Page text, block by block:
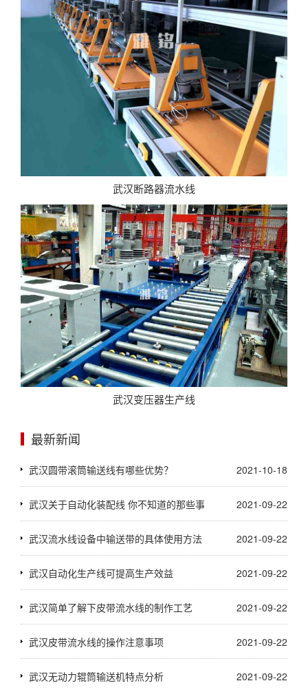
武汉断路器流水线
武汉变压器生产线
最新新闻
武汉圆带滚筒输送线有哪些优势？ 2021-10-18
武汉关于自动化装配线 你不知道的那些事 2021-09-22
武汉流水线设备中输送带的具体使用方法 2021-09-22
武汉自动化生产线可提高生产效益 2021-09-22
武汉简单了解下皮带流水线的制作工艺 2021-09-22
武汉皮带流水线的操作注意事项 2021-09-22
武汉无动力辊筒输送机特点分析 2021-09-22